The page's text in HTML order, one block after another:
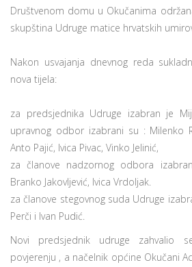
Društvenom domu u Okučanima
skupština Udruge matice hrvatskih
Nakon usvajanja dnevnog reda
nova tijela:
za predsjednika Udruge izabran je
upravnog odbor izabrani su : Milenko
Anto Pajić, Ivica Pivac, Vinko Jelinić,
za članove nadzornog odbora
Branko Jakovljević, Ivica Vrdoljak.
za članove stegovnog suda Udruge
Perči i Ivan Pudić.
Novi predsjednik udruge zahvalio
povjerenju , a načelnik općine Okučani